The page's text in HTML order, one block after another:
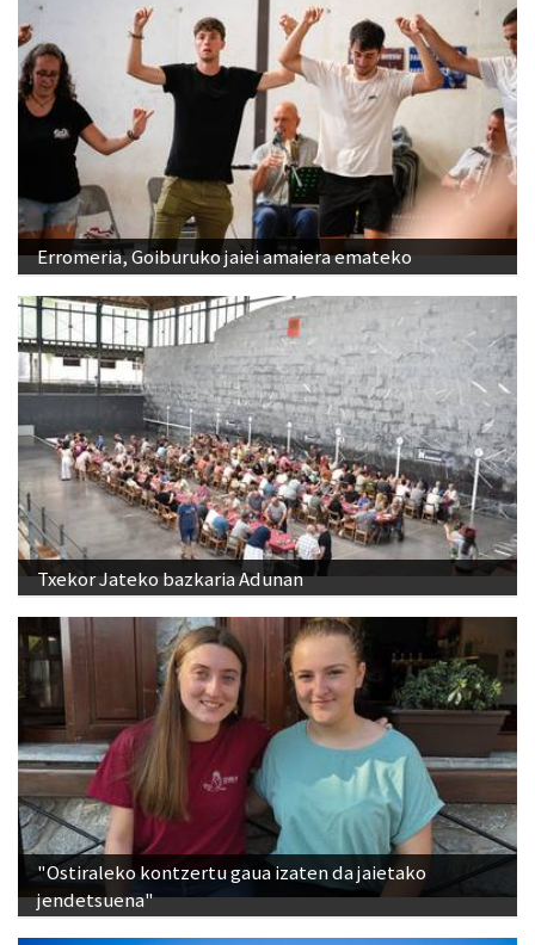
Erromeria, Goiburuko jaiei amaiera emateko
Txekor Jateko bazkaria Adunan
"Ostiraleko kontzertu gaua izaten da jaietako
jendetsuena"